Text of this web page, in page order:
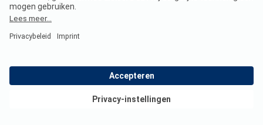
periode, personen).
Lees meer over de prijzen op
deze pagina.
Heeft CampingplatzBekijk deals